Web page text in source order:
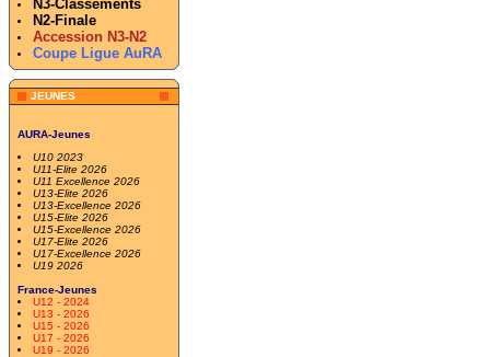
N3-Classements
N2-Finale
Accession N3-N2
Coupe Ligue AuRA
JEUNES
AURA-Jeunes
U10 2023
U11-Elite 2026
U11 Excellence 2026
U13-Elite 2026
U13-Excellence 2026
U15-Elite 2026
U15-Excellence 2026
U17-Elite 2026
U17-Excellence 2026
U19 2026
France-Jeunes
U12 - 2024
U13 - 2026
U15 - 2026
U17 - 2026
U19 - 2026